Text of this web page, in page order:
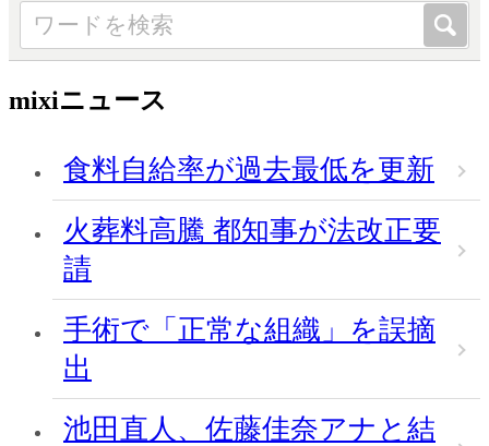
mixiニュース
食料自給率が過去最低を更新
火葬料高騰 都知事が法改正要
請
手術で「正常な組織」を誤摘
出
池田直人、佐藤佳奈アナと結